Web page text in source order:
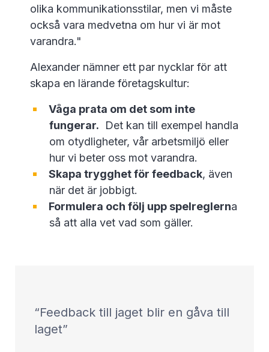
olika kommunikationsstilar, men vi måste
också vara medvetna om hur vi är mot
varandra."
Alexander nämner ett par nycklar för att
skapa en lärande företagskultur:
Våga prata om det som inte
fungerar. Det kan till exempel handla
om otydligheter, vår arbetsmiljö eller
hur vi beter oss mot varandra.
Skapa trygghet för feedback, även
när det är jobbigt.
Formulera och följ upp spelreglerna
så att alla vet vad som gäller.
Feedback till jaget blir en gåva till
laget